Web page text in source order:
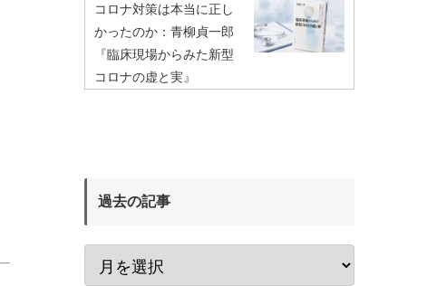
コロナ対策は本当に正し
かったのか：青柳貞一郎
『臨床現場からみた新型
コロナの虚と実』
過去の記事